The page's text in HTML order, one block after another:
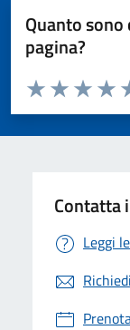
Quanto
pagina?
Valuta da 1 a 5
Valuta 3
Valuta 2
Valuta 1 stelle
Contatta
Leggi